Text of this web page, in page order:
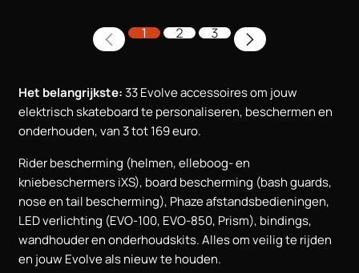
1 2 3
Het belangrijkste: 33 Evolve accessoires om jouw
elektrisch skateboard te personaliseren, beschermen en
onderhouden, van 3 tot 169 euro.
Rider bescherming (helmen, elleboog- en
kniebeschermers iXS), board bescherming (bash guards,
nose en tail bescherming), Phaze afstandsbedieningen,
LED verlichting (EVO-100, EVO-850, Prism), bindings,
wandhouder en onderhoudskits. Alles om veilig te rijden
en jouw Evolve als nieuw te houden.